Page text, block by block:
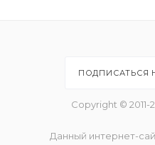
ПОДПИСАТЬСЯ
Copyright ©
Данный интернет-